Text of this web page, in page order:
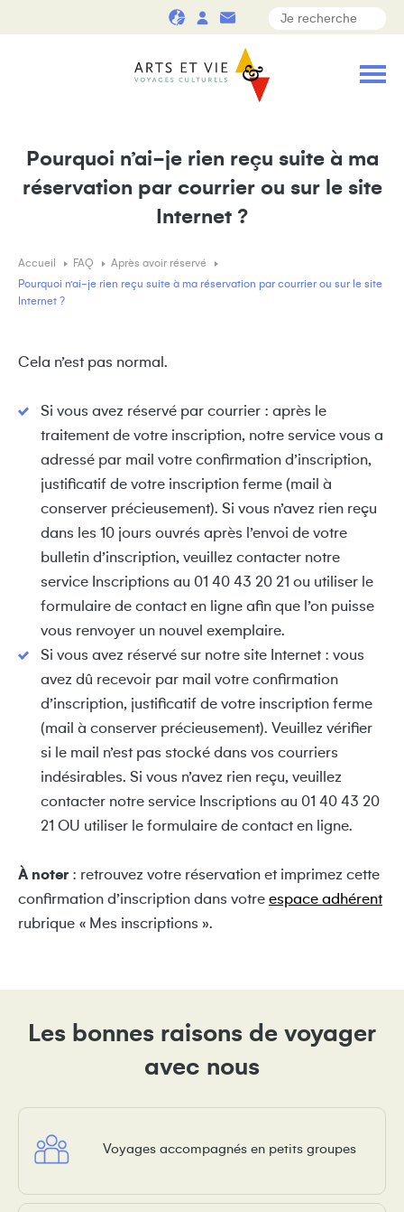
Pourquoi n’ai-je rien reçu suite à ma
réservation par courrier ou sur le site
Internet ?
Accueil FAQ
Après avoir réservé
Pourquoi n’ai-je rien reçu suite à ma réservation par courrier ou sur le site
Internet ?
Cela n’est pas normal.
Si vous avez réservé par courrier : après le
traitement de votre inscription, notre service vous a
adressé par mail votre confirmation d’inscription,
justificatif de votre inscription ferme (mail à
conserver précieusement). Si vous n’avez rien reçu
dans les 10 jours ouvrés après l’envoi de votre
bulletin d’inscription, veuillez contacter notre
service Inscriptions au 01 40 43 20 21 ou utiliser le
formulaire de contact en ligne afin que l’on puisse
vous renvoyer un nouvel exemplaire.
Si vous avez réservé sur notre site Internet : vous
avez dû recevoir par mail votre confirmation
d’inscription, justificatif de votre inscription ferme
(mail à conserver précieusement). Veuillez vérifier
si le mail n’est pas stocké dans vos courriers
indésirables. Si vous n’avez rien reçu, veuillez
contacter notre service Inscriptions au 01 40 43 20
21 OU utiliser le formulaire de contact en ligne.
À noter: retrouvez votre réservation et imprimez cette
confirmation d’inscription dans votre espace adhérent
rubrique « Mes inscriptions ».
Les bonnes raisons de voyager
avec nous
Voyages accompagnés en petits groupes